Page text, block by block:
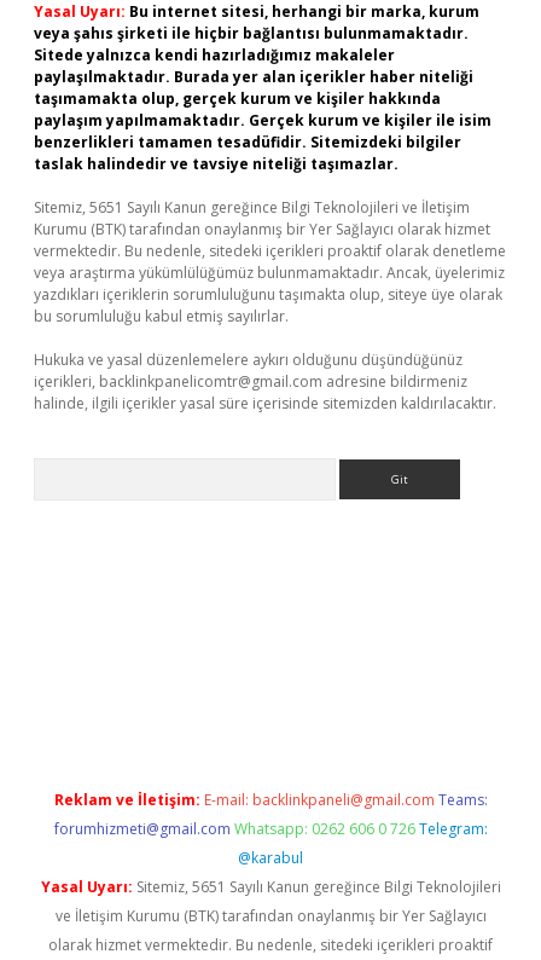
Yasal Uyarı: Bu internet sitesi, herhangi bir marka, kurum
veya şahıs şirketi ile hiçbir bağlantısı bulunmamaktadır.
Sitede yalnızca kendi hazırladığımız makaleler
paylaşılmaktadır. Burada yer alan içerikler haber niteliği
taşımamakta olup, gerçek kurum ve kişiler hakkında
paylaşım yapılmamaktadır. Gerçek kurum ve kişiler ile isim
benzerlikleri tamamen tesadüfidir. Sitemizdeki bilgiler
taslak halindedir ve tavsiye niteliği taşımazlar.
Sitemiz, 5651 Sayılı Kanun gereğince Bilgi Teknolojileri ve İletişim
Kurumu (BTK) tarafından onaylanmış bir Yer Sağlayıcı olarak hizmet
vermektedir. Bu nedenle, sitedeki içerikleri proaktif olarak denetleme
veya araştırma yükümlülüğümüz bulunmamaktadır. Ancak, üyelerimiz
yazdıkları içeriklerin sorumluluğunu taşımakta olup, siteye üye olarak
bu sorumluluğu kabul etmiş sayılırlar.
Hukuka ve yasal düzenlemelere aykırı olduğunu düşündüğünüz
içerikleri, backlinkpanelicomtr@gmail.com adresine bildirmeniz
halinde, ilgili içerikler yasal süre içerisinde sitemizden kaldırılacaktır.
Reklam ve İletişim: E-mail: backlinkpaneli@gmail.com Teams:
forumhizmeti@gmail.com Whatsapp: 0262 606 0 726 Telegram:
@karabul
Yasal Uyarı: Sitemiz, 5651 Sayılı Kanun gereğince Bilgi Teknolojileri
ve İletişim Kurumu (BTK) tarafından onaylanmış bir Yer Sağlayıcı
olarak hizmet vermektedir. Bu nedenle, sitedeki içerikleri proaktif